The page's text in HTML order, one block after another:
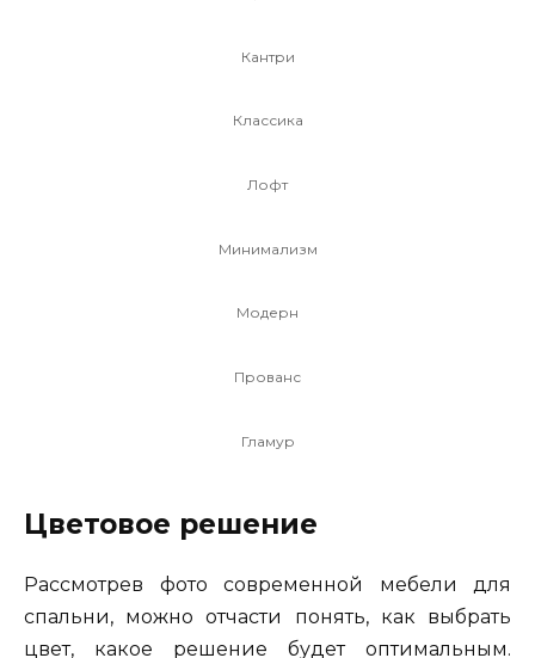
Кантри
Классика
Лофт
Минимализм
Модерн
Прованс
Гламур
Цветовое решение
Рассмотрев фото современной мебели для
спальни, можно отчасти понять, как выбрать
цвет, какое решение будет оптимальным.